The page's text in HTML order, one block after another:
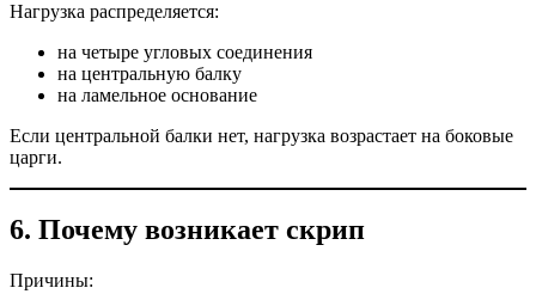
Нагрузка распределяется:
на четыре угловых соединения
на центральную балку
на ламельное основание
Если центральной балки нет, нагрузка возрастает на боковые
царги.
6. Почему возникает скрип
Причины: